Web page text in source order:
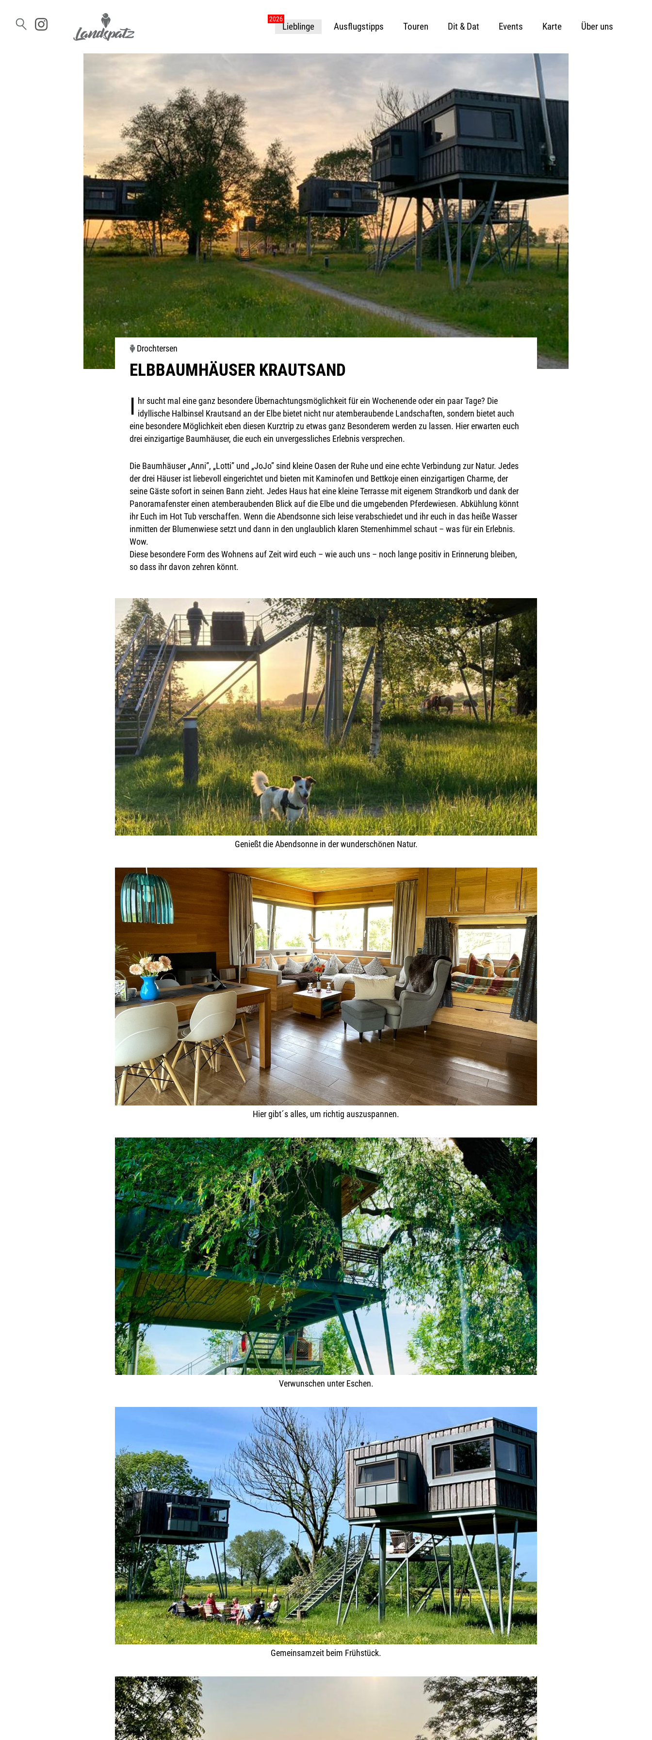
Lieblinge Ausflugstipps Touren Dit & Dat Events Karte Über uns
Drochtersen
ELBBAUMHÄUSER KRAUTSAND
I hr sucht mal eine ganz besondere Übernachtungsmöglichkeit für ein Wochenende oder ein paar Tage? Die
idyllische Halbinsel Krautsand an der Elbe bietet nicht nur atemberaubende Landschaften, sondern bietet auch
eine besondere Möglichkeit eben diesen Kurztrip zu etwas ganz Besonderem werden zu lassen. Hier erwarten euch
drei einzigartige Baumhäuser, die euch ein unvergessliches Erlebnis versprechen.
Die Baumhäuser „Anni”, „Lotti” und „JoJo” sind kleine Oasen der Ruhe und eine echte Verbindung zur Natur. Jedes
der drei Häuser ist liebevoll eingerichtet und bieten mit Kaminofen und Bettkoje einen einzigartigen Charme, der
seine Gäste sofort in seinen Bann zieht. Jedes Haus hat eine kleine Terrasse mit eigenem Strandkorb und dank der
Panoramafenster einen atemberaubenden Blick auf die Elbe und die umgebenden Pferdewiesen. Abkühlung könnt
ihr Euch im Hot Tub verschaffen. Wenn die Abendsonne sich leise verabschiedet und ihr euch in das heiße Wasser
inmitten der Blumenwiese setzt und dann in den unglaublich klaren Sternenhimmel schaut – was für ein Erlebnis.
Wow.
Diese besondere Form des Wohnens auf Zeit wird euch – wie auch uns – noch lange positiv in Erinnerung bleiben,
so dass ihr davon zehren könnt.
Genießt die Abendsonne in der wunderschönen Natur.
Hier gibt´s alles, um richtig auszuspannen.
Verwunschen unter Eschen.
Gemeinsamzeit beim Frühstück.